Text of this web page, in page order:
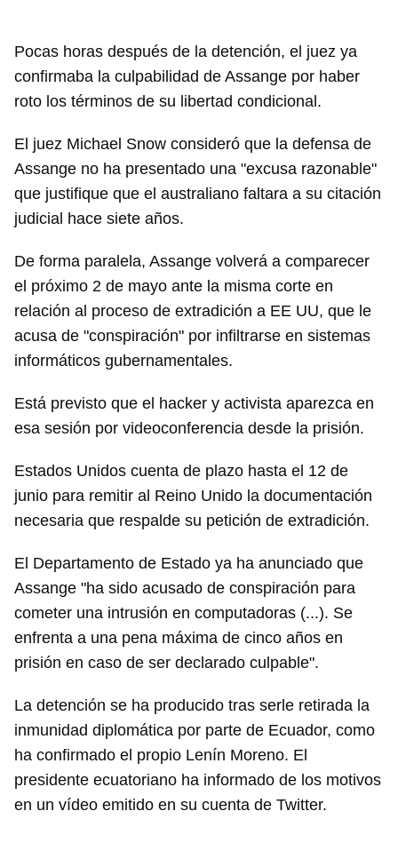
Pocas horas después de la detención, el juez ya
confirmaba la culpabilidad de Assange por haber
roto los términos de su libertad condicional.
El juez Michael Snow consideró que la defensa de
Assange no ha presentado una "excusa razonable"
que justifique que el australiano faltara a su citación
judicial hace siete años.
De forma paralela, Assange volverá a comparecer
el próximo 2 de mayo ante la misma corte en
relación al proceso de extradición a EE UU, que le
acusa de "conspiración" por infiltrarse en sistemas
informáticos gubernamentales.
Está previsto que el hacker y activista aparezca en
esa sesión por videoconferencia desde la prisión.
Estados Unidos cuenta de plazo hasta el 12 de
junio para remitir al Reino Unido la documentación
necesaria que respalde su petición de extradición.
El Departamento de Estado ya ha anunciado que
Assange "ha sido acusado de conspiración para
cometer una intrusión en computadoras (...). Se
enfrenta a una pena máxima de cinco años en
prisión en caso de ser declarado culpable".
La detención se ha producido tras serle retirada la
inmunidad diplomática por parte de Ecuador, como
ha confirmado el propio Lenín Moreno. El
presidente ecuatoriano ha informado de los motivos
en un vídeo emitido en su cuenta de Twitter.